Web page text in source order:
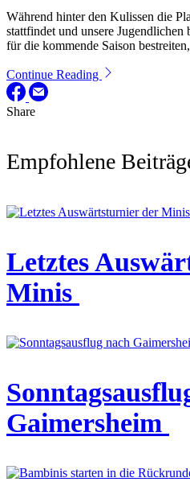
Während hinter den Kulissen die
stattfindet und unsere
für die kommende Saison
Continue Reading
Share
Empfohlene
Letztes
Minis
Gaimersheim